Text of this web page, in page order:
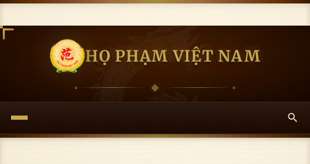
HỌ PHẠM VIỆT NAM